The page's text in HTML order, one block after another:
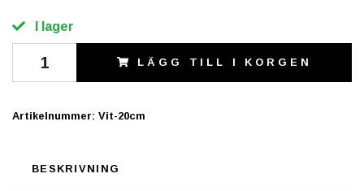
I lager
LÄGG TILL I KORGEN
Artikelnummer: Vit-20cm
BESKRIVNING